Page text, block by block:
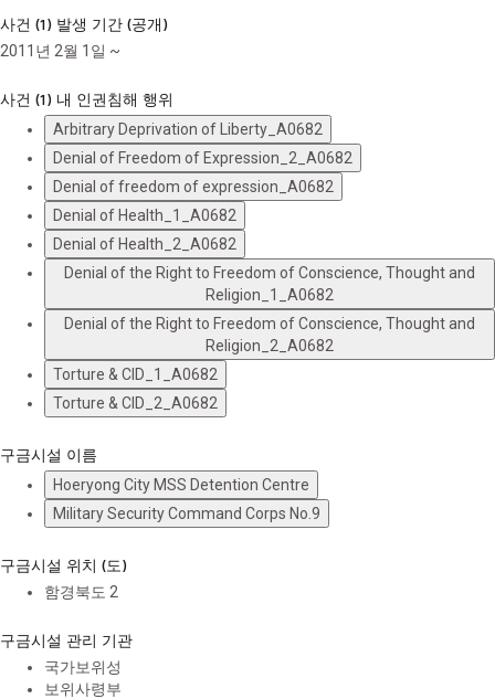
사건 (1) 발생 기간 (공개)
2011년 2월 1일 ~
사건 (1) 내 인권침해 행위
Arbitrary Deprivation of Liberty_A0682
Denial of Freedom of Expression_2_A0682
Denial of freedom of expression_A0682
Denial of Health_1_A0682
Denial of Health_2_A0682
Denial of the Right to Freedom of Conscience, Thought and
Religion_1_A0682
Denial of the Right to Freedom of Conscience, Thought and
Religion_2_A0682
Torture & CID_1_A0682
Torture & CID_2_A0682
구금시설 이름
Hoeryong City MSS Detention Centre
Military Security Command Corps No.9
구금시설 위치 (도)
함경북도 2
구금시설 관리 기관
국가보위성
보위사령부